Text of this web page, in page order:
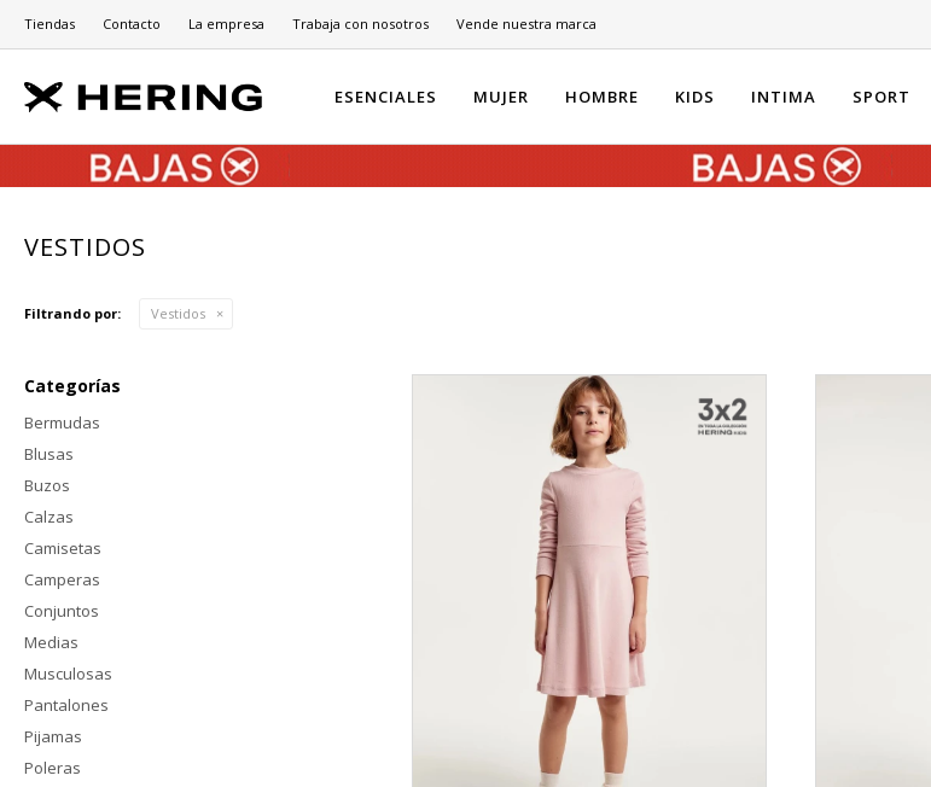
ESENCIALES MUJER HOMBRE KIDS INTIMA SPORT
Tiendas Contacto La empresa Trabaja con nosotros Vende nuestra marca
VESTIDOS
Filtrando por: Vestidos
Categorías
Bermudas
Blusas
Buzos
Calzas
Camisetas
Camperas
Conjuntos
Medias
Musculosas
Pantalones
Pijamas
Poleras